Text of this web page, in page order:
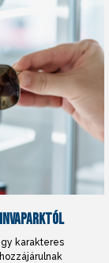
karakteres